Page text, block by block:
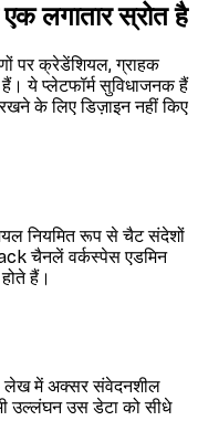
लगातार स्रोत है
पर क्रेडेंशियल, ग्राहक
ये प्लेटफॉर्म सुविधाजनक हैं
के लिए डिज़ाइन नहीं किए
नियमित रूप से चैट संदेशों
चैनलें वर्कस्पेस एडमिन
हैं।
में अक्सर संवेदनशील
उल्लंघन उस डेटा को सीधे